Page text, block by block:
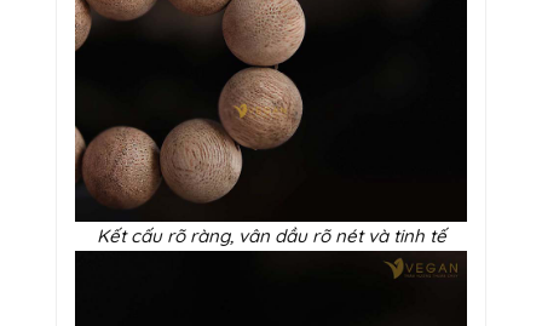
Kết cấu rõ ràng, vân dầu rõ nét và tinh tế